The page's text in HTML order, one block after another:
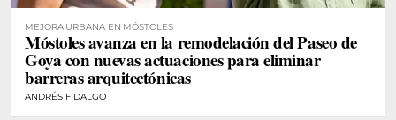
MEJORA URBANA EN MÓSTOLES
Móstoles avanza en la remodelación del Paseo de
Goya con nuevas actuaciones para eliminar
barreras arquitectónicas
ANDRÉS FIDALGO